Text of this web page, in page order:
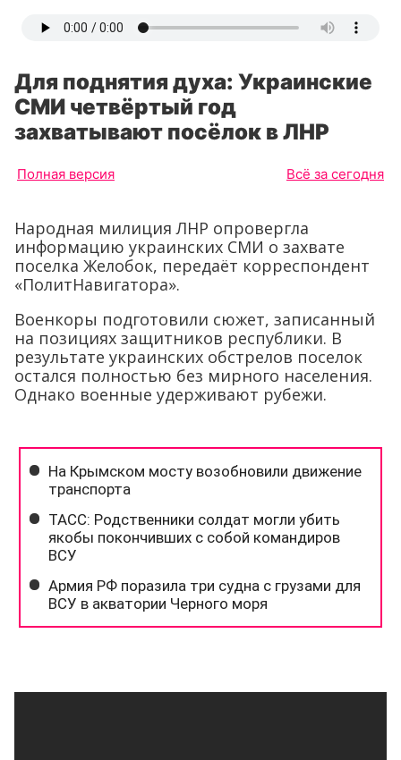
Для поднятия духа: Украинские
СМИ четвёртый год
захватывают посёлок в ЛНР
Полная версия Всё за сегодня
Народная милиция ЛНР опровергла
информацию украинских СМИ о захвате
поселка Желобок, передаёт корреспондент
«ПолитНавигатора».
Военкоры подготовили сюжет, записанный
на позициях защитников республики. В
результате украинских обстрелов поселок
остался полностью без мирного населения.
Однако военные удерживают рубежи.